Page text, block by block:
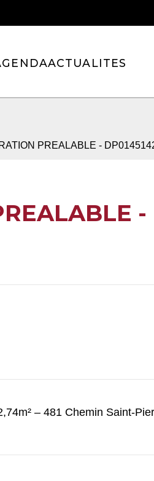
ACTUALITES
PREALABLE -
-
– 481 Chemin Saint-